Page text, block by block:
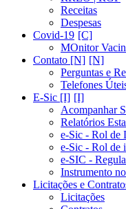
Receitas
Despesas
Covid-19
MOnitor
Contato [N]
Perguntas e
Telefones
E-Sic [I]
Acompanhar
Relatórios
e-Sic - Rol de
e-Sic - Rol de
e-SIC -
Instrumento
Licitações e
Licitações